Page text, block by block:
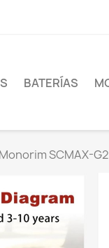
BATERÍAS
SCMAX-